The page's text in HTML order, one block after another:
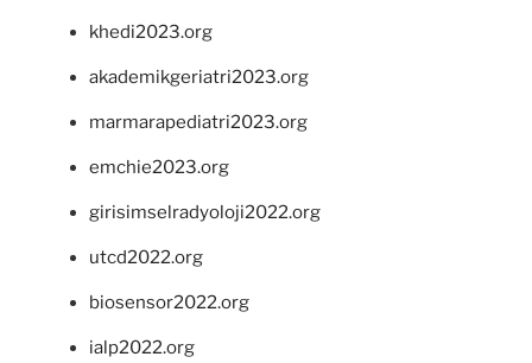
khedi2023.org
akademikgeriatri2023.org
marmarapediatri2023.org
emchie2023.org
girisimselradyoloji2022.org
utcd2022.org
biosensor2022.org
ialp2022.org